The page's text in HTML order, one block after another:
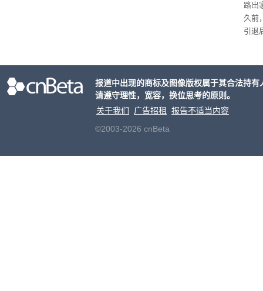
路出
久前
引退
报道中出现的商标及图像版权属于其合法持
请遵守理性，宽容，换位思考的原则。
关于我们
广告招租
报告不适当内容
©2003-2026 cnBeta